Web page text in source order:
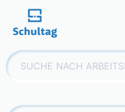
content
Suchen
nach: